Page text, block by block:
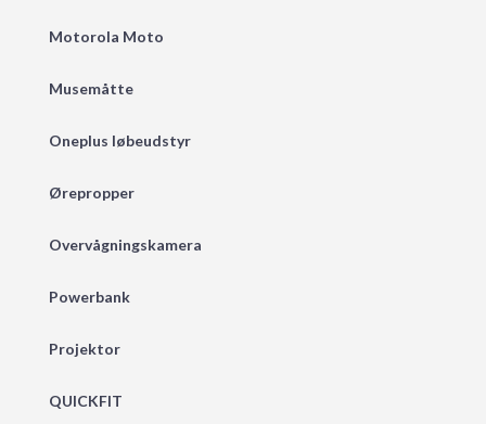
Motorola Moto
Musemåtte
Oneplus løbeudstyr
Ørepropper
Overvågningskamera
Powerbank
Projektor
QUICKFIT